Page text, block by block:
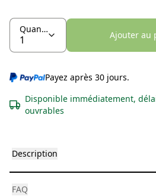
Quantité
Ajouter au
Payez après 30 jours.
Disponible immédiatement,
ouvrables
Description
FAQ